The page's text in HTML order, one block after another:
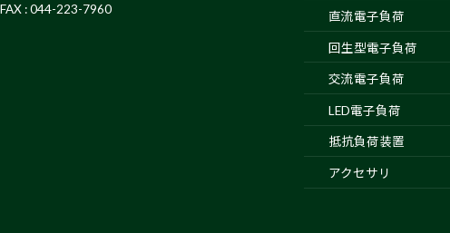
FAX : 044-223-7960
直流電子負荷
回生型電子負荷
交流電子負荷
LED電子負荷
抵抗負荷装置
アクセサリ